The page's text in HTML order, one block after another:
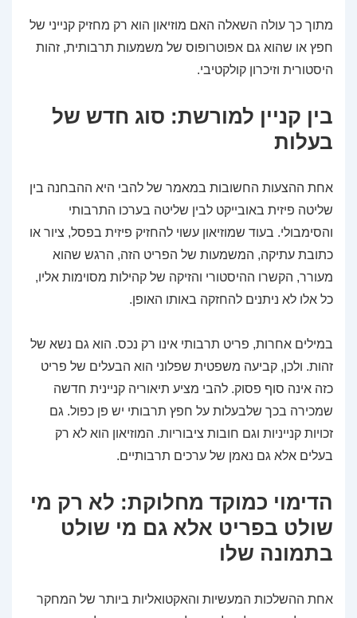
מתוך כך עולה השאלה האם מוזיאון הוא רק מחזיק קנייני של
חפץ או שהוא גם אפוטרופוס של משמעות תרבותית, זהות
היסטורית וזיכרון קולקטיבי.
בין קניין למורשת: סוג חדש של
בעלות
אחת ההצעות החשובות במאמר של להבי היא ההבחנה בין
שליטה פיזית באובייקט לבין שליטה בערכו התרבותי
והסימבולי. בעוד שמוזיאון עשוי להחזיק פיזית בפסל, ציור או
כתובת עתיקה, המשמעות של הפריט הזה, הרגש שהוא
מעורר, הקשרו ההיסטורי והזיקה של קהילות מסוימות אליו,
כל אלו לא ניתנים להחזקה באותו האופן.
במילים אחרות, פריט תרבותי אינו רק נכס. הוא גם נשא של
זהות. ולכן, קביעה משפטית שפלוני הוא הבעלים של פריט
כזה אינה סוף פסוק. להבי מציע תיאוריה קניינית חדשה
שמכירה בכך שלבעלות על חפץ תרבותי יש פן כפול. גם
זכויות קנייניות וגם חובות ציבוריות. המוזיאון הוא לא רק
בעלים אלא גם נאמן של ערכים תרבותיים.
הדימוי כמוקד מחלוקת: לא רק מי
שולט בפריט אלא גם מי שולט
בתמונה שלו
אחת ההשלכות המעשיות והאקטואליות ביותר של המחקר